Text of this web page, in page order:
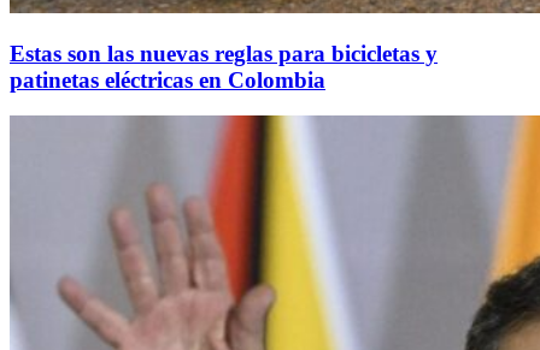
Estas son las nuevas reglas para bicicletas y
patinetas eléctricas en Colombia